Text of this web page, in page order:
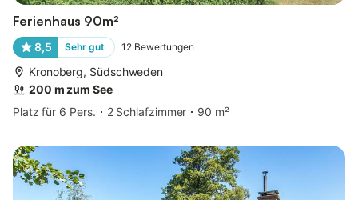
Ferienhaus 90m²
8,5 Sehr gut 12 Bewertungen
Kronoberg, Südschweden
200 m zum See
Platz für 6 Pers.
2 Schlafzimmer 90 m²